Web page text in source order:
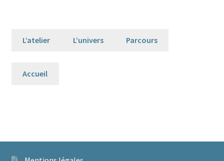
L’atelier L’univers Parcours
Accueil